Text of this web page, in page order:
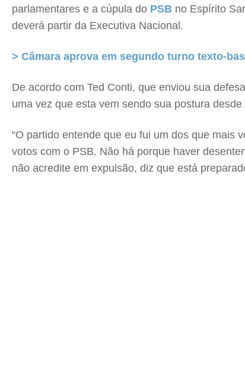
parlamentares e a cúpula do PSB no Espírito
deverá partir da Executiva Nacional.
> Câmara aprova em segundo turno texto-
De acordo com Ted Conti, que enviou sua
uma vez que esta vem sendo sua postura
“O partido entende que eu fui um dos que mais
votos com o PSB. Não há porque haver
não acredite em expulsão, diz que está